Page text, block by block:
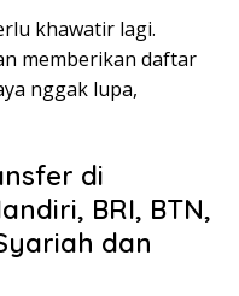
khawatir lagi.
memberikan daftar
nggak lupa,
di
BRI, BTN,
dan